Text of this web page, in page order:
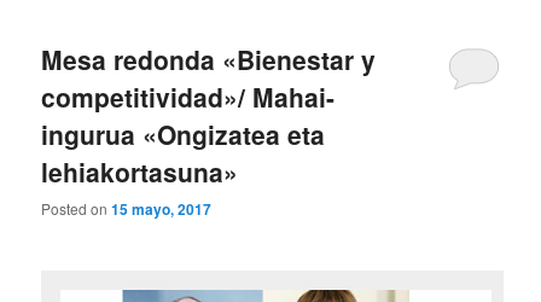
Mesa redonda «Bienestar y
competitividad»/ Mahai-
ingurua «Ongizatea eta
lehiakortasuna»
Posted on15 mayo, 2017